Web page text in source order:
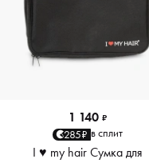
1 140 ₽
285₽ в сплит
I ♥ my hair Сумка для